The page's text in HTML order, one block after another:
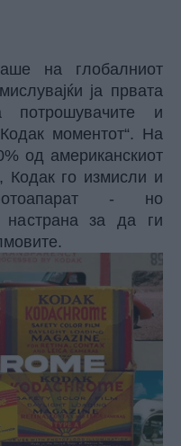
на глобалниот
ја првата
потрошувачите и
моментот“. На
од американскиот
Кодак го измисли и
- но
настрана за да ги